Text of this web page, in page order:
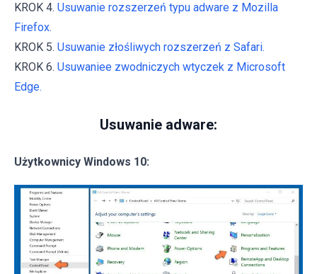
KROK 4. Usuwanie rozszerzeń typu adware z Mozilla
Firefox.
KROK 5. Usuwanie złośliwych rozszerzeń z Safari.
KROK 6. Usuwaniee zwodniczych wtyczek z Microsoft
Edge.
Usuwanie adware:
Użytkownicy Windows 10: